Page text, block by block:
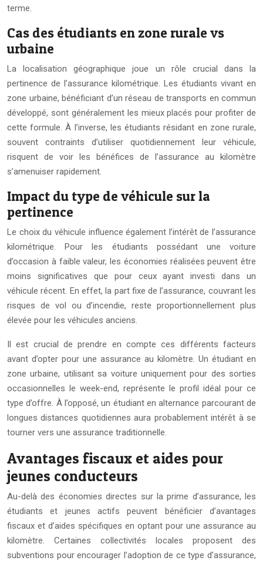
terme.
Cas des étudiants en zone rurale vs
urbaine
La localisation géographique joue un rôle crucial dans la
pertinence de l’assurance kilométrique. Les étudiants vivant en
zone urbaine, bénéficiant d’un réseau de transports en commun
développé, sont généralement les mieux placés pour profiter de
cette formule. À l’inverse, les étudiants résidant en zone rurale,
souvent contraints d’utiliser quotidiennement leur véhicule,
risquent de voir les bénéfices de l’assurance au kilomètre
s’amenuiser rapidement.
Impact du type de véhicule sur la
pertinence
Le choix du véhicule influence également l’intérêt de l’assurance
kilométrique. Pour les étudiants possédant une voiture
d’occasion à faible valeur, les économies réalisées peuvent être
moins significatives que pour ceux ayant investi dans un
véhicule récent. En effet, la part fixe de l’assurance, couvrant les
risques de vol ou d’incendie, reste proportionnellement plus
élevée pour les véhicules anciens.
Il est crucial de prendre en compte ces différents facteurs
avant d’opter pour une assurance au kilomètre. Un étudiant en
zone urbaine, utilisant sa voiture uniquement pour des sorties
occasionnelles le week-end, représente le profil idéal pour ce
type d’offre. À l’opposé, un étudiant en alternance parcourant de
longues distances quotidiennes aura probablement intérêt à se
tourner vers une assurance traditionnelle.
Avantages fiscaux et aides pour
jeunes conducteurs
Au-delà des économies directes sur la prime d’assurance, les
étudiants et jeunes actifs peuvent bénéficier d’avantages
fiscaux et d’aides spécifiques en optant pour une assurance au
kilomètre. Certaines collectivités locales proposent des
subventions pour encourager l’adoption de ce type d’assurance,